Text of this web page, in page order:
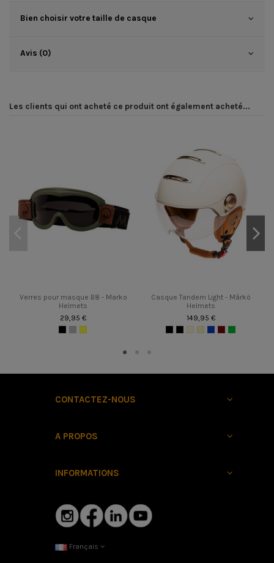
Bien choisir votre taille de casque
Avis (0)
Les clients qui ont acheté ce produit ont également acheté...
Verres pour masque B8 - Marko
Helmets
29,95 €
Casque Tandem Light - Mârkö
Helmets
149,95 €
CONTACTEZ-NOUS
A PROPOS
INFORMATIONS
Français